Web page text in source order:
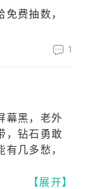
费抽数，
1
幕黑，老外
，钻石勇敢
几多愁，
【展开】